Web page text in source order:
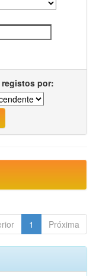
registos por:
1 Próxima